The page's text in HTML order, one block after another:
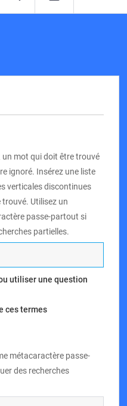
un mot qui doit être trouvé
ignoré. Insérez une liste
verticales discontinues
trouvé. Utilisez un
passe-partout si
partielles.
utiliser une question
ces termes
métacaractère passe-
des recherches